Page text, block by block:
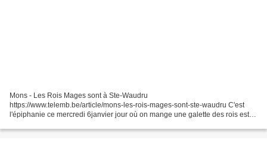
Mons - Les Rois Mages sont à Ste-Waudru
https://www.telemb.be/article/mons-les-rois-mages-sont-ste-waudru C'est
l'épiphanie ce mercredi 6janvier jour où on mange une galette des rois est